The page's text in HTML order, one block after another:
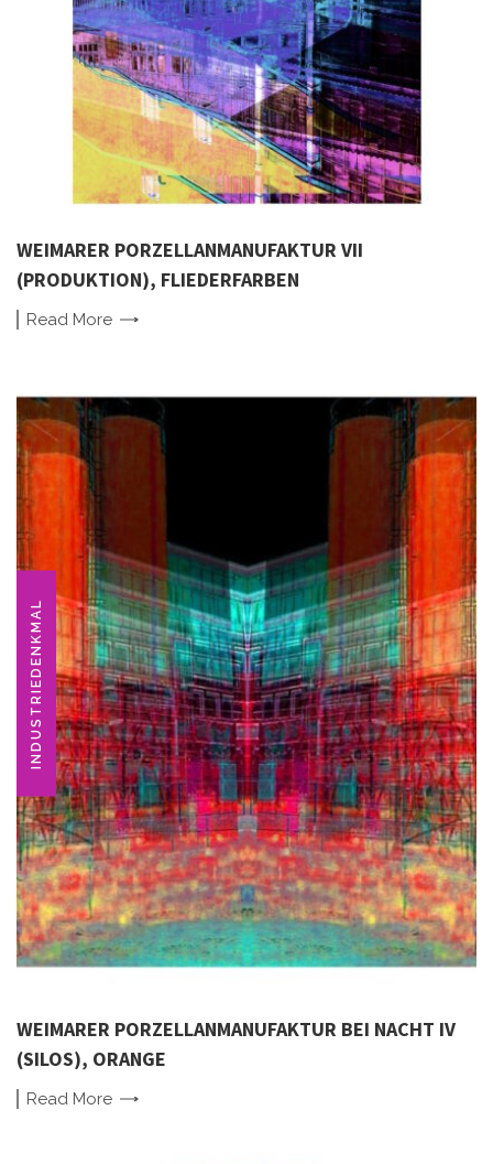
WEIMARER PORZELLANMANUFAKTUR VII
(PRODUKTION), FLIEDERFARBEN
Read More
INDUSTRIEDENKMAL
WEIMARER PORZELLANMANUFAKTUR BEI NACHT IV
(SILOS), ORANGE
Read More